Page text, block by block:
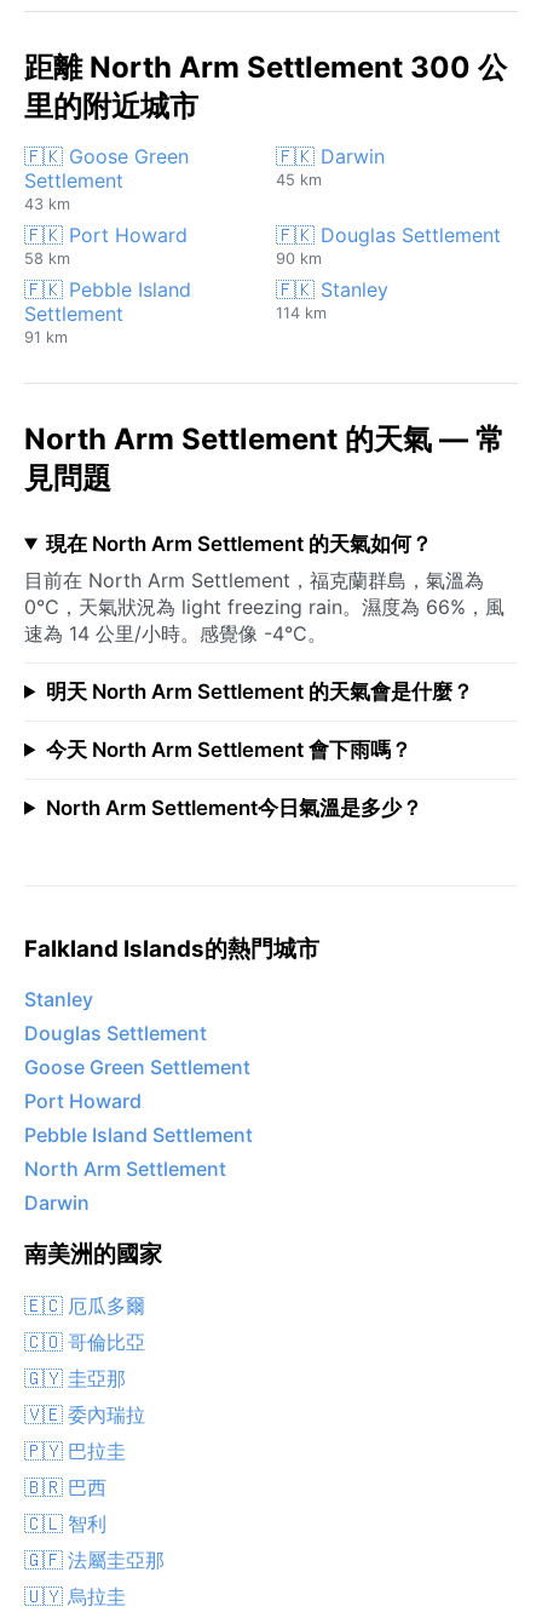
距離 North Arm Settlement 300 公
里的附近城市
🇫🇰 Goose Green
Settlement
43 km
🇫🇰 Darwin
45 km
🇫🇰 Port Howard
58 km
🇫🇰 Douglas Settlement
90 km
🇫🇰 Pebble Island
Settlement
91 km
🇫🇰 Stanley
114 km
North Arm Settlement 的天氣 — 常
見問題
現在 North Arm Settlement 的天氣如何？
目前在 North Arm Settlement，福克蘭群島，氣溫為
0°C，天氣狀況為 light freezing rain。濕度為 66%，風
速為 14 公里/小時。感覺像 -4°C。
明天 North Arm Settlement 的天氣會是什麼？
今天 North Arm Settlement 會下雨嗎？
North Arm Settlement今日氣溫是多少？
Falkland Islands的熱門城市
Stanley
Douglas Settlement
Goose Green Settlement
Port Howard
Pebble Island Settlement
North Arm Settlement
Darwin
南美洲的國家
🇪🇨 厄瓜多爾
🇨🇴 哥倫比亞
🇬🇾 圭亞那
🇻🇪 委內瑞拉
🇵🇾 巴拉圭
🇧🇷 巴西
🇨🇱 智利
🇬🇫 法屬圭亞那
🇺🇾 烏拉圭